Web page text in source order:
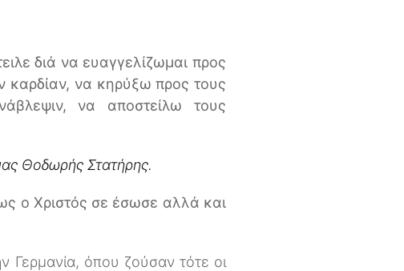
διά να ευαγγελίζωμαι προς
καρδίαν, να κηρύξω προς τους
να αποστείλω τους
Θοδωρής Στατήρης.
ο Χριστός σε έσωσε αλλά και
Γερμανία, όπου ζούσαν τότε οι